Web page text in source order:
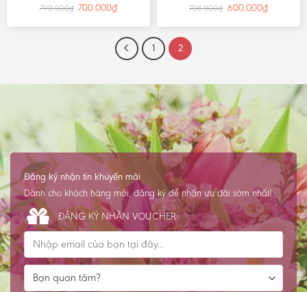
790.000₫ 700.000₫ 708.000₫ 600.000₫
1 2
Đăng ký nhận tin khuyến mãi
Dành cho khách hàng mới, đăng ký để nhận ưu đãi sớm nhất!
ĐĂNG KÝ NHẬN VOUCHER